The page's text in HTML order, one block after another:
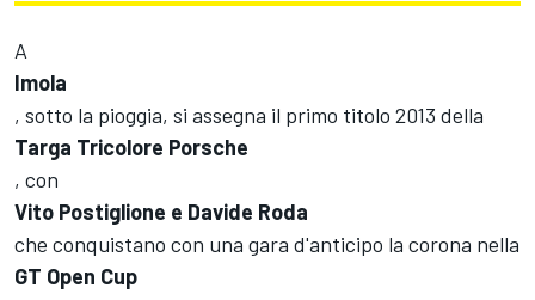
A
Imola
, sotto la pioggia, si assegna il primo titolo 2013 della
Targa Tricolore Porsche
, con
Vito Postiglione e Davide Roda
che conquistano con una gara d'anticipo la corona nella
GT Open Cup